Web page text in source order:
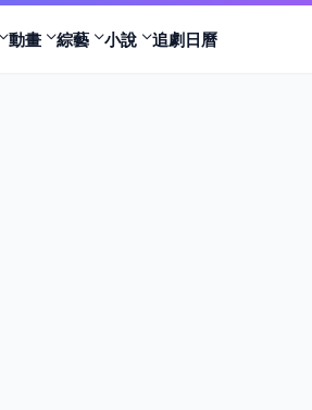
動畫 綜藝 小說 追劇日曆